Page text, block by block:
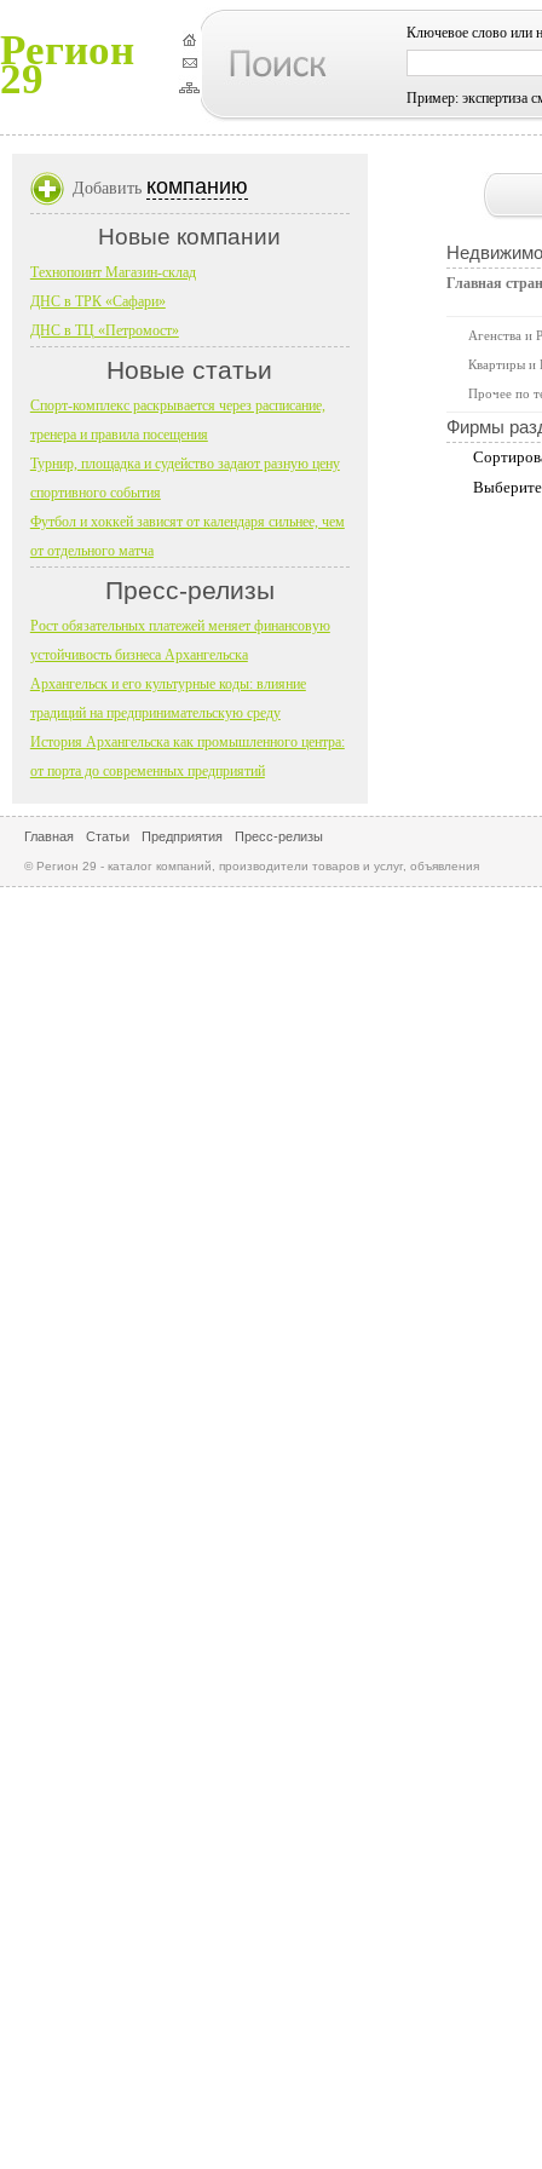
Регион
29
Ключевое слово или
Пример: экспертиза
Главная
Агенства и
Квартиры и
Прочее по
Фирмы
Добавить компанию
Новые компании
Технопоинт Магазин-склад
ДНС в ТРК «Сафари»
ДНС в ТЦ «Петромост»
Новые статьи
Спорт-комплекс раскрывается через расписание,
тренера и правила посещения
Турнир, площадка и судейство задают разную цену
спортивного события
Футбол и хоккей зависят от календаря сильнее, чем
от отдельного матча
Пресс-релизы
Рост обязательных платежей меняет финансовую
устойчивость бизнеса Архангельска
Архангельск и его культурные коды: влияние
традиций на предпринимательскую среду
История Архангельска как промышленного центра:
от порта до современных предприятий
Главная Статьи Предприятия Пресс-релизы
© Регион 29 - каталог компаний, производители товаров и услуг, объявления